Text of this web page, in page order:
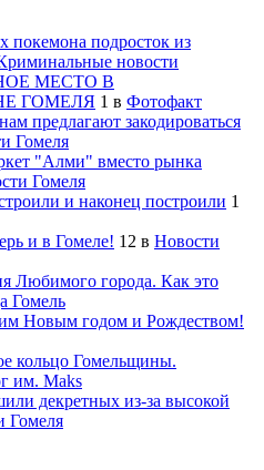
покемона подросток из
новости
МЕСТО В
ГОМЕЛЯ 1 в Фотофакт
предлагают закодироваться
Гомеля
"Алми" вместо рынка
Гомеля
и наконец построили 1
и в Гомеле! 12 в Новости
Любимого города. Как это
Гомель
Новым годом и Рождеством!
кольцо Гомельщины.
им. Maks
декретных из-за высокой
Гомеля